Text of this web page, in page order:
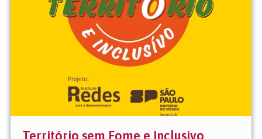
Território sem Fome e Inclusivo